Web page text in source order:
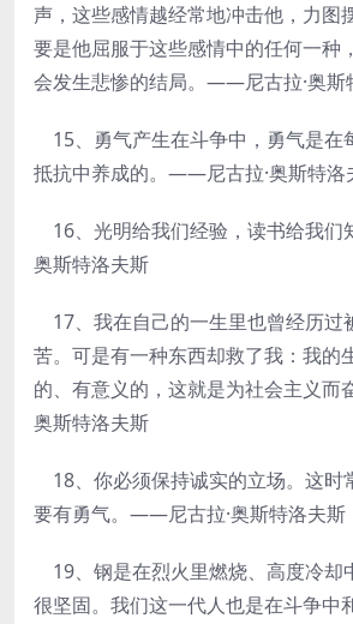
声，这些感情越经常地冲击他，力图
要是他屈服于这些感情中的任何一种
会发生悲惨的结局。——尼古拉·奥斯
15、勇气产生在斗争中，勇气是在
抵抗中养成的。——尼古拉·奥斯特洛
16、光明给我们经验，读书给我
奥斯特洛夫斯
17、我在自己的一生里也曾经历过
苦。可是有一种东西却救了我：我的
的、有意义的，这就是为社会主义
奥斯特洛夫斯
18、你必须保持诚实的立场。这时
要有勇气。——尼古拉·奥斯特洛夫斯
19、钢是在烈火里燃烧、高度冷却
很坚固。我们这一代人也是在斗争中